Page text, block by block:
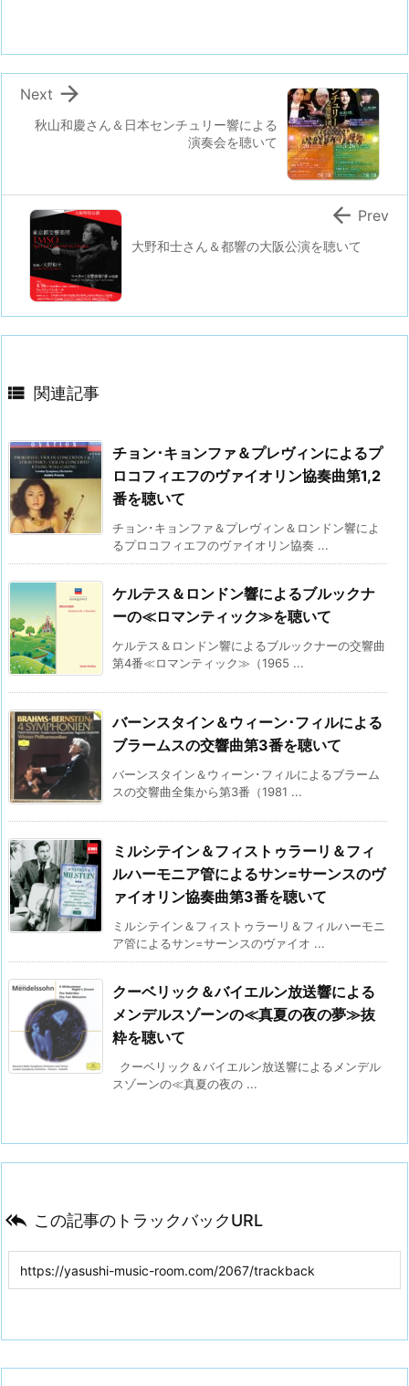
秋山和慶さん＆日本センチュリー響による
演奏会を聴いて

Next
大野和士さん＆都響の大阪公演を聴いて
 Prev
 関連記事
チョン･キョンファ＆プレヴィンによるプ
ロコフィエフのヴァイオリン協奏曲第1,2
番を聴いて
チョン･キョンファ＆プレヴィン＆ロンドン響によ
るプロコフィエフのヴァイオリン協奏 ...
ケルテス＆ロンドン響によるブルックナ
ーの≪ロマンティック≫を聴いて
ケルテス＆ロンドン響によるブルックナーの交響曲
第4番≪ロマンティック≫（1965 ...
バーンスタイン＆ウィーン･フィルによる
ブラームスの交響曲第3番を聴いて
バーンスタイン＆ウィーン･フィルによるブラーム
スの交響曲全集から第3番（1981 ...
ミルシテイン＆フィストゥラーリ＆フィ
ルハーモニア管によるサン=サーンスのヴ
ァイオリン協奏曲第3番を聴いて
ミルシテイン＆フィストゥラーリ＆フィルハーモニ
ア管によるサン=サーンスのヴァイオ ...
クーベリック＆バイエルン放送響による
メンデルスゾーンの≪真夏の夜の夢≫抜
粋を聴いて
クーベリック＆バイエルン放送響によるメンデル
スゾーンの≪真夏の夜の ...
 この記事のトラックバックURL